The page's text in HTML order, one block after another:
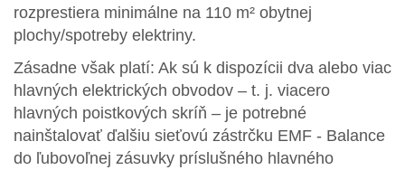
rozprestiera minimálne na 110 m² obytnej
plochy/spotreby elektriny.
Zásadne však platí: Ak sú k dispozícii dva alebo viac
hlavných elektrických obvodov – t. j. viacero
hlavných poistkových skríň – je potrebné
nainštalovať ďalšiu sieťovú zástrčku EMF - Balance
do ľubovoľnej zásuvky príslušného hlavného